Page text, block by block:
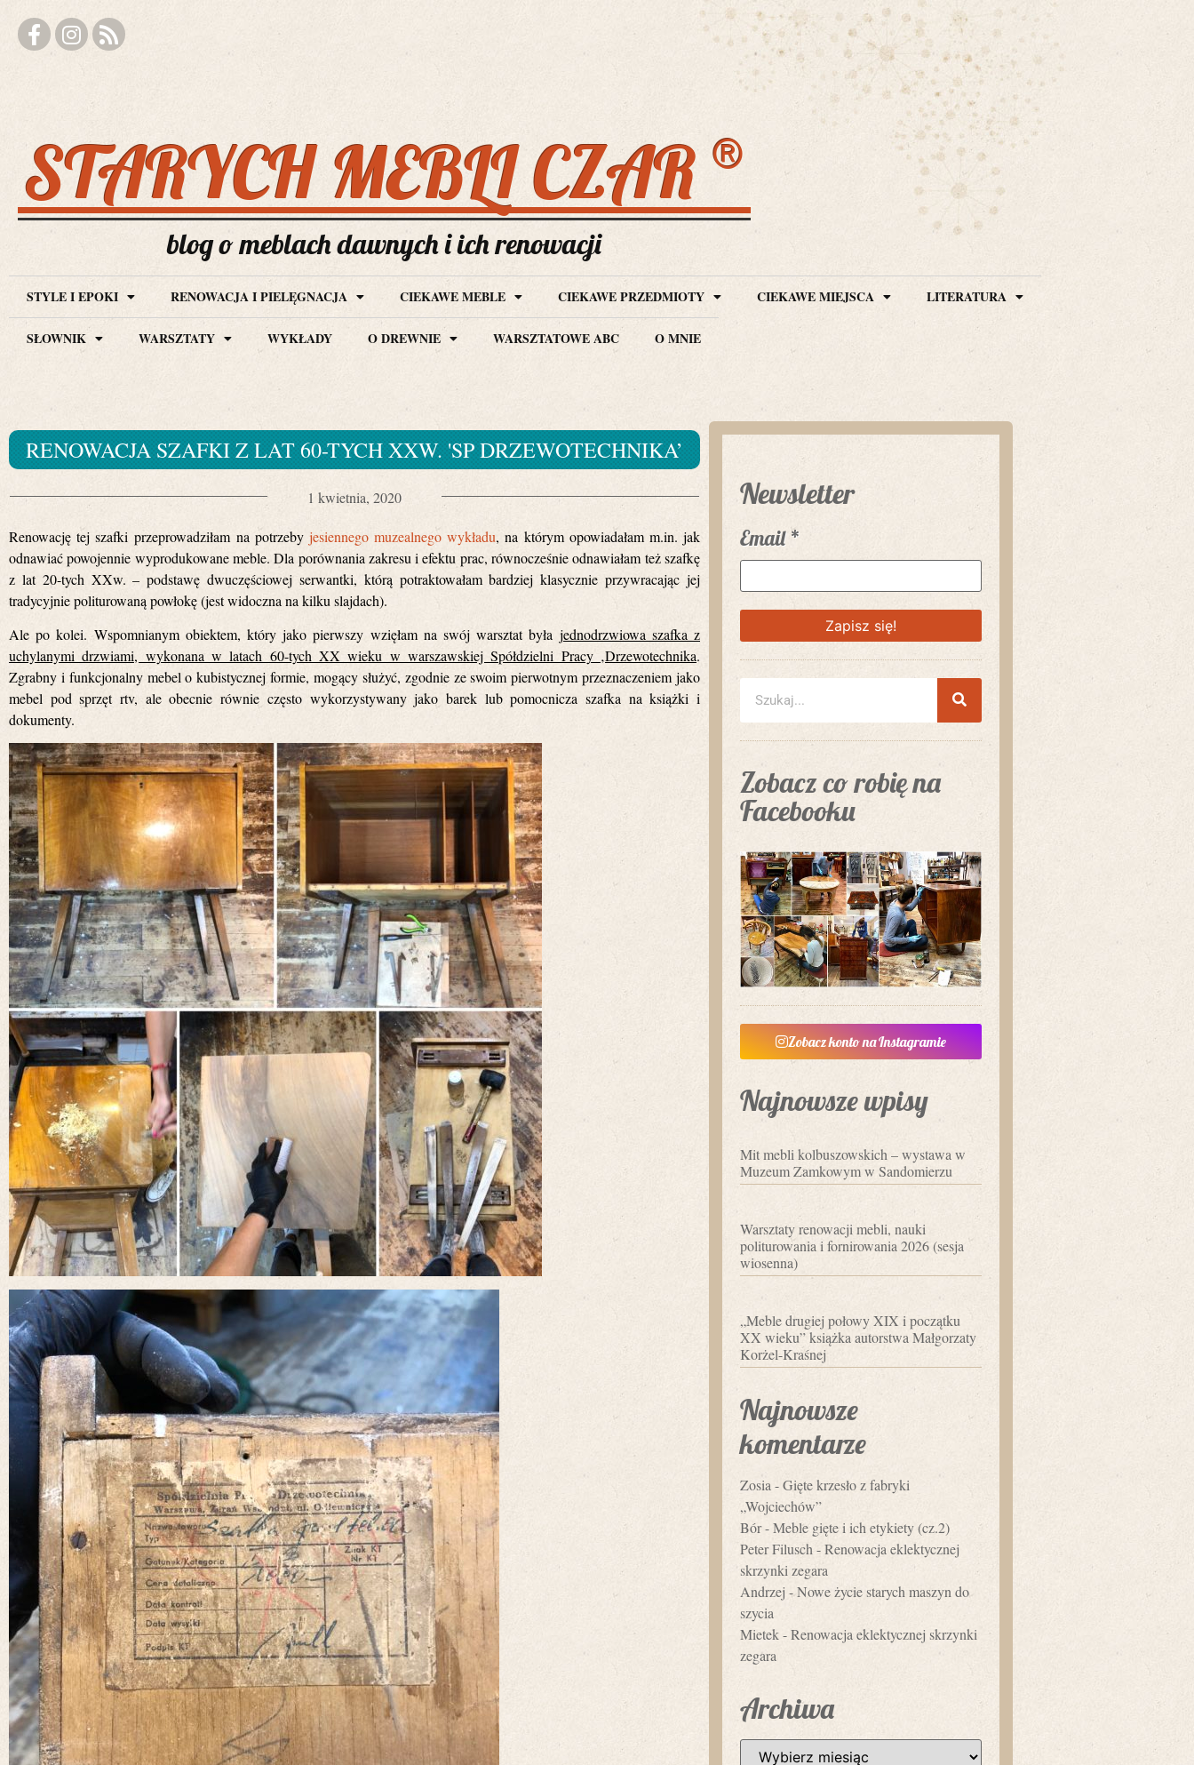
STARYCH MEBLI CZAR®
blog o meblach dawnych i ich renowacji
STYLE I EPOKI RENOWACJA I PIELĘGNACJA CIEKAWE MEBLE CIEKAWE PRZEDMIOTY CIEKAWE MIEJSCA LITERATURA
SŁOWNIK WARSZTATY WYKŁADY O DREWNIE WARSZTATOWE ABC O MNIE
RENOWACJA SZAFKI Z LAT 60-TYCH XXW. 'SP DRZEWOTECHNIKA’
1 kwietnia, 2020
Renowację tej szafki przeprowadziłam na potrzeby jesiennego muzealnego wykładu, na którym opowiadałam m.in. jak
odnawiać powojennie wyprodukowane meble. Dla porównania zakresu i efektu prac, równocześnie odnawiałam też szafkę
z lat 20-tych XXw. – podstawę dwuczęściowej serwantki, którą potraktowałam bardziej klasycznie przywracając jej
tradycyjnie politurowaną powłokę (jest widoczna na kilku slajdach).
Ale po kolei. Wspomnianym obiektem, który jako pierwszy wzięłam na swój warsztat była jednodrzwiowa szafka z
uchylanymi drzwiami, wykonana w latach 60-tych XX wieku w warszawskiej Spółdzielni Pracy ‚Drzewotechnika.
Zgrabny i funkcjonalny mebel o kubistycznej formie, mogący służyć, zgodnie ze swoim pierwotnym przeznaczeniem jako
mebel pod sprzęt rtv, ale obecnie równie często wykorzystywany jako barek lub pomocnicza szafka na książki i
dokumenty.
Newsletter
Email *
Zobacz co robię na
Facebooku
Zobacz konto na Instagramie
Najnowsze wpisy
Mit mebli kolbuszowskich – wystawa w
Muzeum Zamkowym w Sandomierzu
Warsztaty renowacji mebli, nauki
politurowania i fornirowania 2026 (sesja
wiosenna)
„Meble drugiej połowy XIX i początku
XX wieku” książka autorstwa Małgorzaty
Korżel-Kraśnej
Najnowsze
komentarze
Zosia -Gięte krzesło z fabryki
„Wojciechów”
Bór-Meble gięte i ich etykiety (cz.2)
Peter Filusch -Renowacja eklektycznej
skrzynki zegara
Andrzej -Nowe życie starych maszyn do
szycia
Mietek-Renowacja eklektycznej skrzynki
zegara
Archiwa